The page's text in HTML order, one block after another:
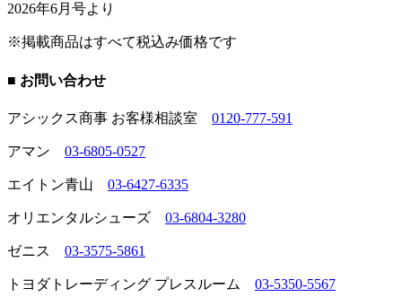
2026年6月号より
※掲載商品はすべて税込み価格です
■ お問い合わせ
アシックス商事 お客様相談室 0120-777-591
アマン 03-6805-0527
エイトン青山 03-6427-6335
オリエンタルシューズ 03-6804-3280
ゼニス 03-3575-5861
トヨダトレーディング プレスルーム 03-5350-5567